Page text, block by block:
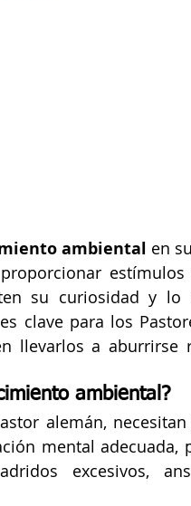
ambiental en
su curiosidad y lo
clave para los
llevarlos a aburrirse
ambiental?
alemán,
mental adecuada,
excesivos,